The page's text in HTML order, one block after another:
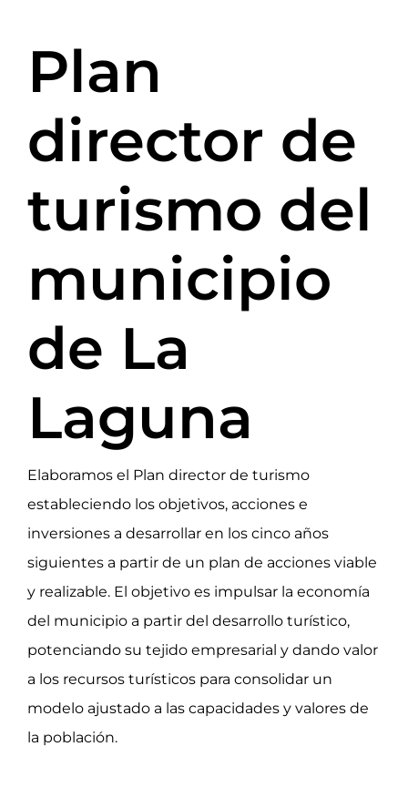
Plan
director de
turismo del
municipio
de La
Laguna
Elaboramos el Plan director de turismo
estableciendo los objetivos, acciones e
inversiones a desarrollar en los cinco años
siguientes a partir de un plan de acciones viable
y realizable. El objetivo es impulsar la economía
del municipio a partir del desarrollo turístico,
potenciando su tejido empresarial y dando valor
a los recursos turísticos para consolidar un
modelo ajustado a las capacidades y valores de
la población.